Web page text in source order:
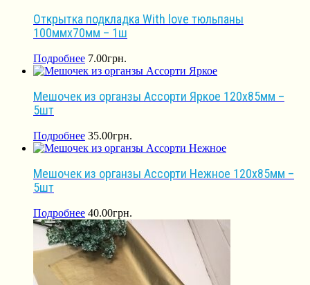
Открытка подкладка With love тюльпаны
100ммх70мм – 1ш
Подробнее 7.00грн.
Мешочек из органзы Ассорти Яркое 120х85мм –
5шт
Подробнее 35.00грн.
Мешочек из органзы Ассорти Нежное 120х85мм –
5шт
Подробнее 40.00грн.